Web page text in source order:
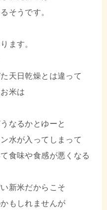
そうです。
ます。
天日乾燥とは違って
米は
なるかとゆーと
水が入ってしまって
食味や食感が悪くなる
新米だからこそ
もしれませんが